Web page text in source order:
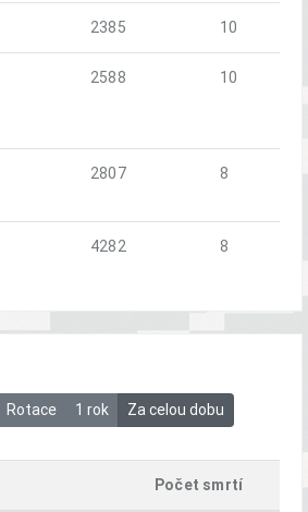
2385 10
2588 10
2807 8
4282 8
Rotace 1 rok Za celou dobu
Počet smrtí